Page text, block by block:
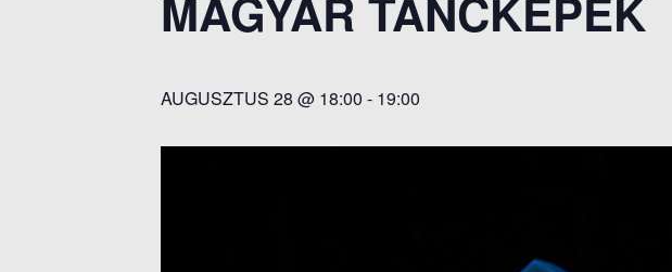
MAGYAR TÁNCKÉPEK
AUGUSZTUS 28 @ 18:00 - 19:00